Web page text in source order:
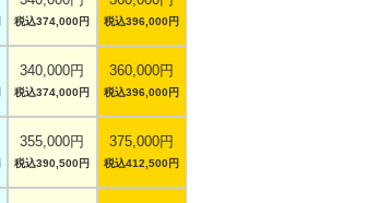
税込374,000円 税込396,000円
340,000円
税込374,000円
360,000円
税込396,000円
355,000円
税込390,500円
375,000円
税込412,500円